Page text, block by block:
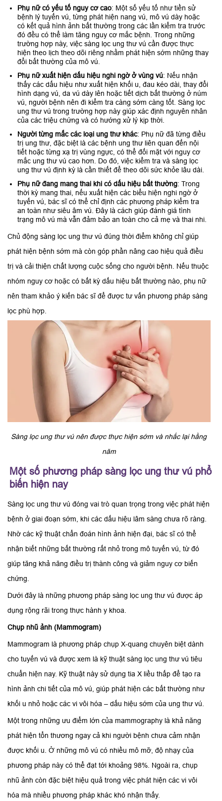
Phụ nữ có yếu tố nguy cơ cao: Một số yếu tố như tiền sử
bệnh lý tuyến vú, từng phát hiện nang vú, mô vú dày hoặc
có kết quả hình ảnh bất thường trong các lần kiểm tra trước
đó đều có thể làm tăng nguy cơ mắc bệnh. Trong những
trường hợp này, việc sàng lọc ung thư vú cần được thực
hiện theo lịch theo dõi riêng nhằm phát hiện sớm những thay
đổi bất thường của mô vú.
Phụ nữ xuất hiện dấu hiệu nghi ngờ ở vùng vú: Nếu nhận
thấy các dấu hiệu như xuất hiện khối u, đau kéo dài, thay đổi
hình dạng vú, da vú dày lên hoặc tiết dịch bất thường ở núm
vú, người bệnh nên đi kiểm tra càng sớm càng tốt. Sàng lọc
ung thư vú trong trường hợp này giúp xác định nguyên nhân
của các triệu chứng và có hướng xử lý kịp thời.
Người từng mắc các loại ung thư khác: Phụ nữ đã từng điều
trị ung thư, đặc biệt là các bệnh ung thư liên quan đến nội
tiết hoặc từng xạ trị vùng ngực, có thể đối mặt với nguy cơ
mắc ung thư vú cao hơn. Do đó, việc kiểm tra và sàng lọc
ung thư vú định kỳ là cần thiết để theo dõi sức khỏe lâu dài.
Phụ nữ đang mang thai khi có dấu hiệu bất thường: Trong
thời kỳ mang thai, nếu xuất hiện các biểu hiện nghi ngờ ở
tuyến vú, bác sĩ có thể chỉ định các phương pháp kiểm tra
an toàn như siêu âm vú. Đây là cách giúp đánh giá tình
trạng mô vú mà vẫn đảm bảo an toàn cho cả mẹ và thai nhi.
Chủ động sàng lọc ung thư vú đúng thời điểm không chỉ giúp
phát hiện bệnh sớm mà còn góp phần nâng cao hiệu quả điều
trị và cải thiện chất lượng cuộc sống cho người bệnh. Nếu thuộc
nhóm nguy cơ hoặc có bất kỳ dấu hiệu bất thường nào, phụ nữ
nên tham khảo ý kiến bác sĩ để được tư vấn phương pháp sàng
lọc phù hợp.
Sàng lọc ung thư vú nên được thực hiện sớm và nhắc lại hằng
năm
Một số phương pháp sàng lọc ung thư vú phổ
biến hiện nay
Sàng lọc ung thư vú đóng vai trò quan trọng trong việc phát hiện
bệnh ở giai đoạn sớm, khi các dấu hiệu lâm sàng chưa rõ ràng.
Nhờ các kỹ thuật chẩn đoán hình ảnh hiện đại, bác sĩ có thể
nhận biết những bất thường rất nhỏ trong mô tuyến vú, từ đó
giúp tăng khả năng điều trị thành công và giảm nguy cơ biến
chứng.
Dưới đây là những phương pháp sàng lọc ung thư vú được áp
dụng rộng rãi trong thực hành y khoa.
Chụp nhũ ảnh (Mammogram)
Mammogram là phương pháp chụp X-quang chuyên biệt dành
cho tuyến vú và được xem là kỹ thuật sàng lọc ung thư vú tiêu
chuẩn hiện nay. Kỹ thuật này sử dụng tia X liều thấp để tạo ra
hình ảnh chi tiết của mô vú, giúp phát hiện các bất thường như
khối u nhỏ hoặc các vi vôi hóa – dấu hiệu sớm của ung thư vú.
Một trong những ưu điểm lớn của mammography là khả năng
phát hiện tổn thương ngay cả khi người bệnh chưa cảm nhận
được khối u. Ở những mô vú có nhiều mô mỡ, độ nhạy của
phương pháp này có thể đạt tới khoảng 98%. Ngoài ra, chụp
nhũ ảnh còn đặc biệt hiệu quả trong việc phát hiện các vi vôi
hóa mà nhiều phương pháp khác khó nhận thấy.